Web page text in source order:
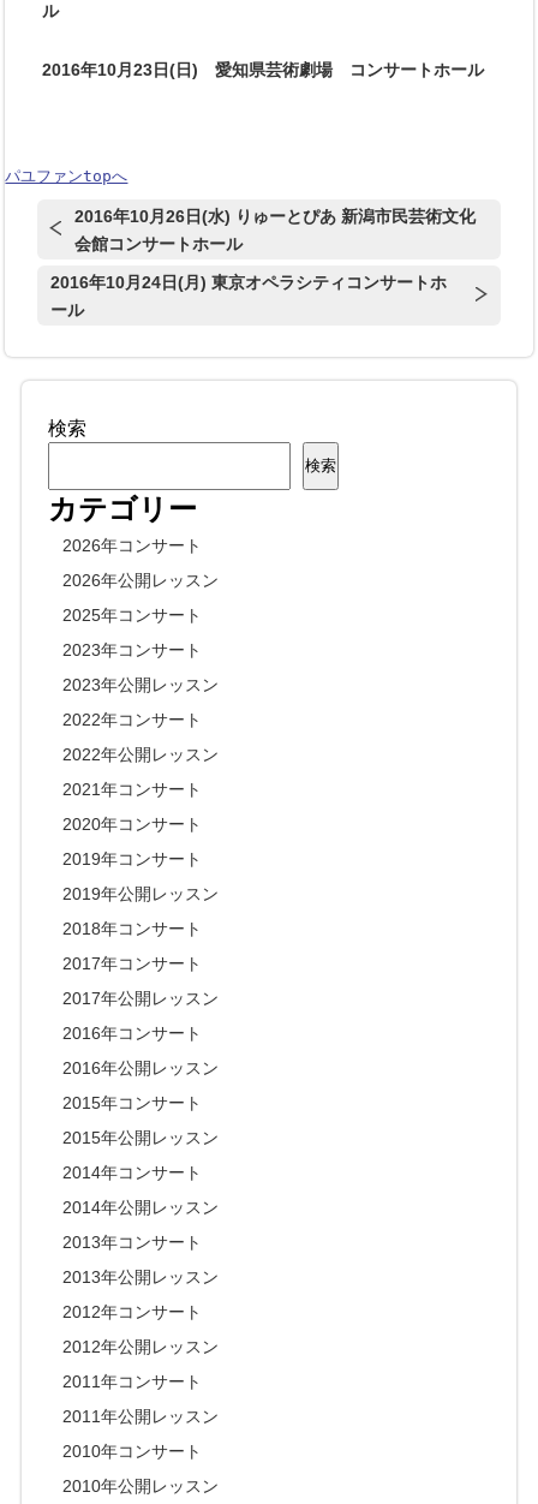
ル
2016年10月23日(日) 愛知県芸術劇場 コンサートホール
パユファンtopへ
2016年10月26日(水) りゅーとぴあ 新潟市民芸術文化
会館コンサートホール
2016年10月24日(月) 東京オペラシティコンサートホ
ール
検索
検索
カテゴリー
2026年コンサート
2026年公開レッスン
2025年コンサート
2023年コンサート
2023年公開レッスン
2022年コンサート
2022年公開レッスン
2021年コンサート
2020年コンサート
2019年コンサート
2019年公開レッスン
2018年コンサート
2017年コンサート
2017年公開レッスン
2016年コンサート
2016年公開レッスン
2015年コンサート
2015年公開レッスン
2014年コンサート
2014年公開レッスン
2013年コンサート
2013年公開レッスン
2012年コンサート
2012年公開レッスン
2011年コンサート
2011年公開レッスン
2010年コンサート
2010年公開レッスン